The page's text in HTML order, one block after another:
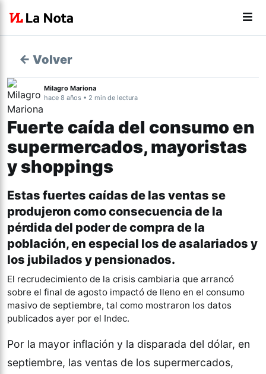
← Volver
Milagro Mariona
hace 8 años • 2 min de lectura
Fuerte caída del consumo en
supermercados, mayoristas
y shoppings
Estas fuertes caídas de las ventas se
produjeron como consecuencia de la
pérdida del poder de compra de la
población, en especial los de asalariados y
los jubilados y pensionados.
El recrudecimiento de la crisis cambiaria que arrancó
sobre el final de agosto impactó de lleno en el consumo
masivo de septiembre, tal como mostraron los datos
publicados ayer por el Indec.
Por la mayor inflación y la disparada del dólar, en
septiembre, las ventas de los supermercados,